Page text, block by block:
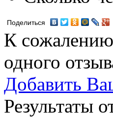
Поделиться
К
одного
Добавить
Результаты